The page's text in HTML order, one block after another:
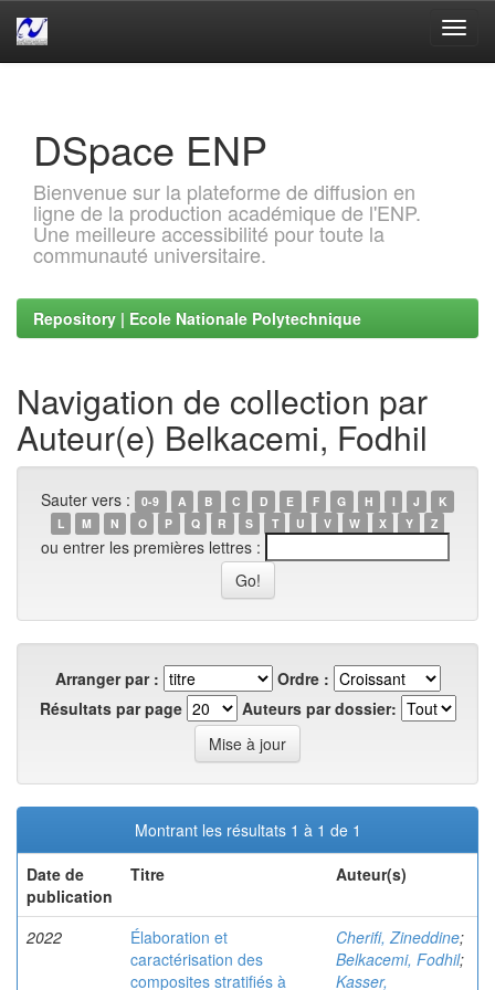
DSpace ENP
Bienvenue sur la plateforme de diffusion en
ligne de la production académique de l'ENP.
Une meilleure accessibilité pour toute la
communauté universitaire.
Repository | Ecole Nationale Polytechnique
Navigation de collection par
Auteur(e) Belkacemi, Fodhil
Sauter vers : 0-9 A B C D E F G H I J
K
L
M N O P Q R S T U V W X Y Z
ou entrer les premières lettres :
Arranger par :
Ordre :
Résultats par page
Auteurs par dossier:
Montrant les résultats 1 à 1 de 1
Date de
publication
Titre Auteur(s)
2022
Élaboration et
caractérisation des
composites stratifiés à
Cherifi, Zineddine;
Belkacemi, Fodhil;
Kasser,